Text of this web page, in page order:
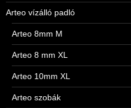
Arteo vízálló padló
Arteo 8mm M
Arteo 8 mm XL
Arteo 10mm XL
Arteo szobák